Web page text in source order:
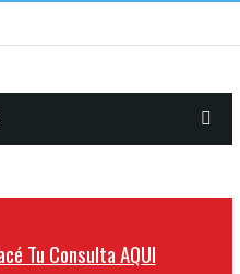
Tu Consulta AQUI